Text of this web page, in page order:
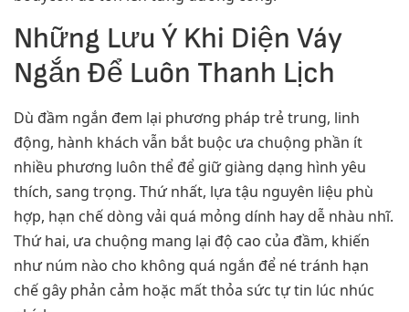
Những Lưu Ý Khi Diện Váy
Ngắn Để Luôn Thanh Lịch
Dù đầm ngắn đem lại phương pháp trẻ trung, linh
động, hành khách vẫn bắt buộc ưa chuộng phần ít
nhiều phương luôn thể để giữ giàng dạng hình yêu
thích, sang trọng. Thứ nhất, lựa tậu nguyên liệu phù
hợp, hạn chế dòng vải quá mỏng dính hay dễ nhàu nhĩ.
Thứ hai, ưa chuộng mang lại độ cao của đầm, khiến
như núm nào cho không quá ngắn để né tránh hạn
chế gây phản cảm hoặc mất thỏa sức tự tin lúc nhúc